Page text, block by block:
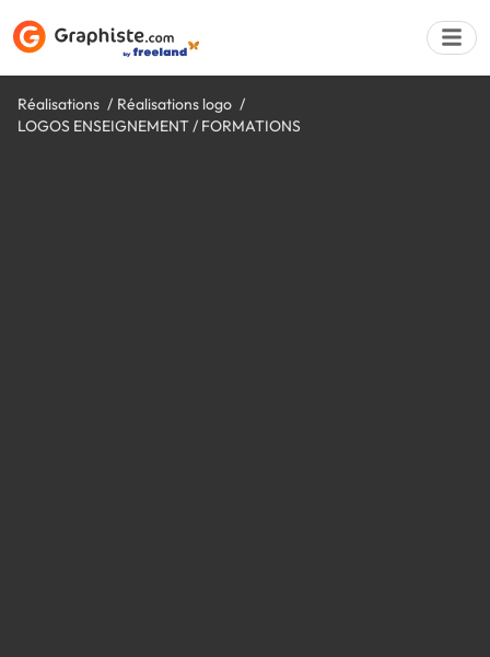
Réalisations
Réalisations logo
LOGOS ENSEIGNEMENT / FORMATIONS